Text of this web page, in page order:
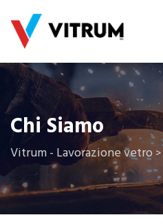
Chi Siamo
Vitrum - Lavorazione vetro >